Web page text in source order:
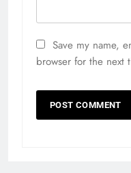
Save my name,
browser for the next